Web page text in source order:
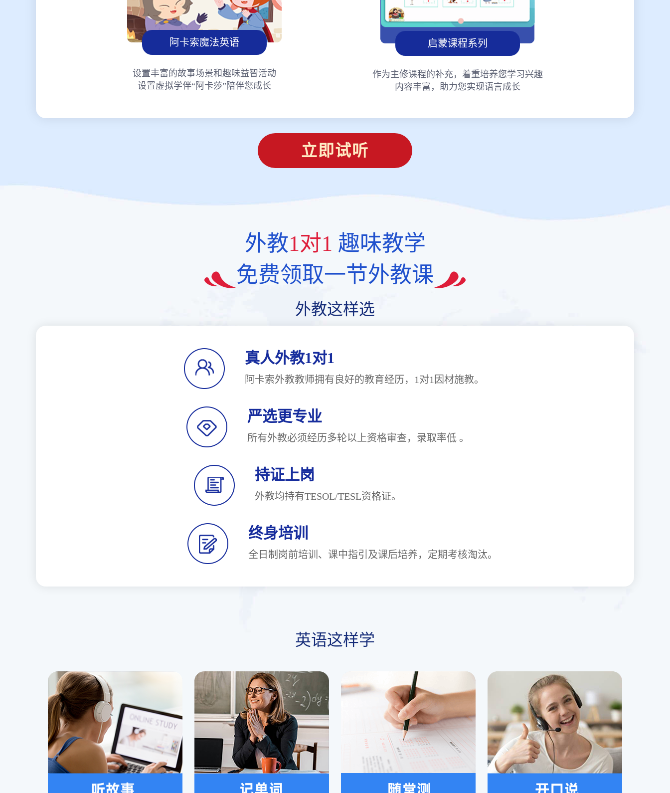
阿卡索魔法英语
设置丰富的故事场景和趣味益智活动
设置虚拟学伴“阿卡莎”陪伴您成长
启蒙课程系列
作为主修课程的补充，着重培养您学习兴趣
内容丰富，助力您实现语言成长
立即试听
外教1对1 趣味教学
免费领取一节外教课
外教这样选
真人外教1对1
阿卡索外教教师拥有良好的教育经历，1对1因材施教。
严选更专业
所有外教必须经历多轮以上资格审查，录取率低 。
持证上岗
外教均持有TESOL/TESL资格证。
终身培训
全日制岗前培训、课中指引及课后培养，定期考核淘汰。
英语这样学